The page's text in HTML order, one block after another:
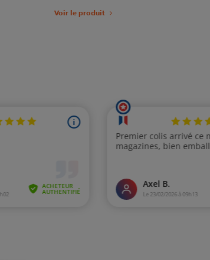
Voir le produit